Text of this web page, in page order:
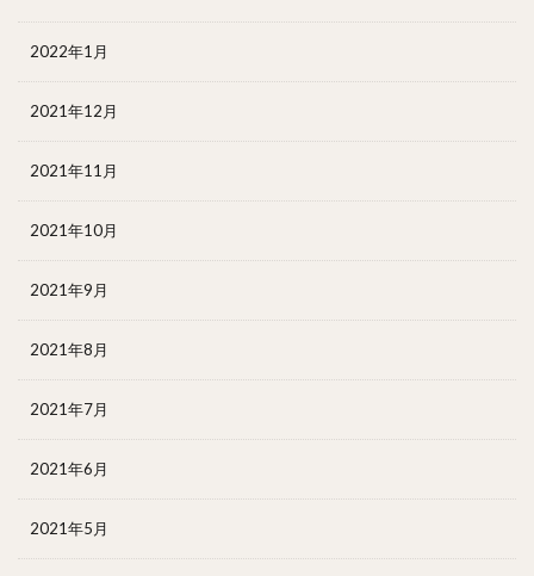
2022年1月
2021年12月
2021年11月
2021年10月
2021年9月
2021年8月
2021年7月
2021年6月
2021年5月